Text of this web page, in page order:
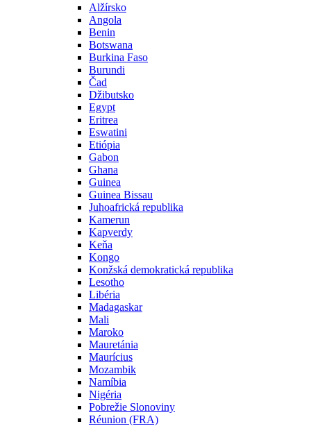
Alžírsko
Angola
Benin
Botswana
Burkina Faso
Burundi
Čad
Džibutsko
Egypt
Eritrea
Eswatini
Etiópia
Gabon
Ghana
Guinea
Guinea Bissau
Juhoafrická republika
Kamerun
Kapverdy
Keňa
Kongo
Konžská demokratická republika
Lesotho
Libéria
Madagaskar
Mali
Maroko
Mauretánia
Maurícius
Mozambik
Namíbia
Nigéria
Pobrežie Slonoviny
Réunion (FRA)